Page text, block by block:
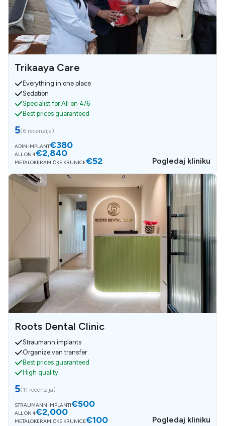
Trikaaya Care
Everything in one place
Sedation
Specialist for All on 4/6
Best prices guaranteed
5(6 recenzija)
ADIN IMPLANT€380
ALL ON 4€2,840
METALOKERAMIČKE KRUNICE€52 Pogledaj kliniku
Roots Dental Clinic
Straumann implants
Organize van transfer
Best prices guaranteed
High quality
5(11 recenzija)
STRAUMANN IMPLANTI€500
ALL ON 4€2,000
METALOKERAMIČKE KRUNICE€100 Pogledaj kliniku